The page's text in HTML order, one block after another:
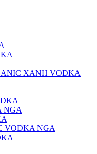
XANH VODKA
NGA
VODKA NGA